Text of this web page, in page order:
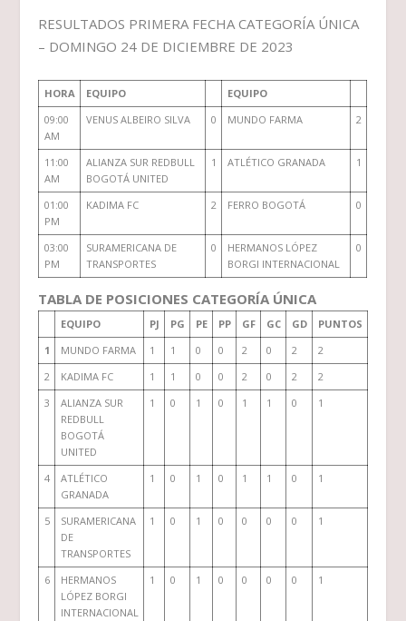
RESULTADOS PRIMERA FECHA CATEGORÍA ÚNICA
– DOMINGO 24 DE DICIEMBRE DE 2023
HORA EQUIPO
EQUIPO
09:00
AM
VENUS ALBEIRO SILVA 0 MUNDO FARMA 2
11:00
AM
ALIANZA SUR REDBULL
BOGOTÁ UNITED
1 ATLÉTICO GRANADA 1
01:00
PM
KADIMA FC 2 FERRO BOGOTÁ 0
03:00
PM
SURAMERICANA DE
TRANSPORTES
0
HERMANOS LÓPEZ
BORGI INTERNACIONAL
0
TABLA DE POSICIONES CATEGORÍA ÚNICA
EQUIPO PJ PG PE PP GF GC GD
PUNTOS
1
MUNDO FARMA 1 1 0 0 2 0 2
2
2
KADIMA FC 1 1 0 0 2 0 2
2
3
ALIANZA SUR
REDBULL
BOGOTÁ
UNITED
1 0 1 0 1 1 0 1
4
ATLÉTICO
GRANADA
1 0 1 0 1 1 0 1
5
SURAMERICANA
DE
TRANSPORTES
1 0 1 0 0 0 0 1
6
HERMANOS
LÓPEZ BORGI
INTERNACIONAL
1 0 1 0 0 0 0 1